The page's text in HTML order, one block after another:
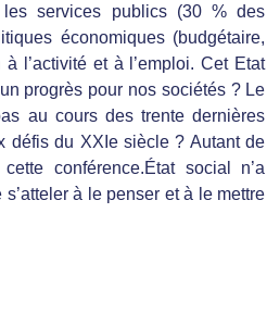
services publics (30 % des
économiques (budgétaire,
l’activité et à l’emploi. Cet Etat
progrès pour nos sociétés ? Le
au cours des trente dernières
défis du XXIe siècle ? Autant de
conférence.État social n’a
à le penser et à le mettre